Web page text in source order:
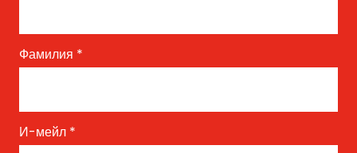
Фамилия *
И-мейл *